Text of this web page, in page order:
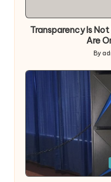
in
Transparency Is Not
Are
By
Posted
in